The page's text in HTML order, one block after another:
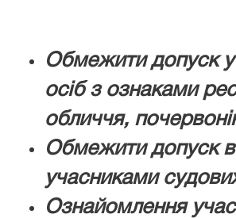
Обмежити допуск у
осіб з ознаками
обличчя,
Обмежити допуск в
учасниками
Ознайомлення